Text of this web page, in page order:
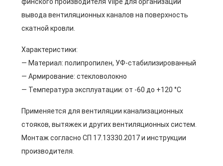
вывода вентиляционных каналов на поверхность
скатной кровли.
Характеристики:
— Материал: полипропилен, УФ-стабилизированный
— Армирование: стекловолокно
— Температура эксплуатации: от -60 до +120 °C
Применяется для вентиляции канализационных
стояков, вытяжек и других вентиляционных систем.
Монтаж согласно СП 17.13330.2017 и инструкции
производителя.